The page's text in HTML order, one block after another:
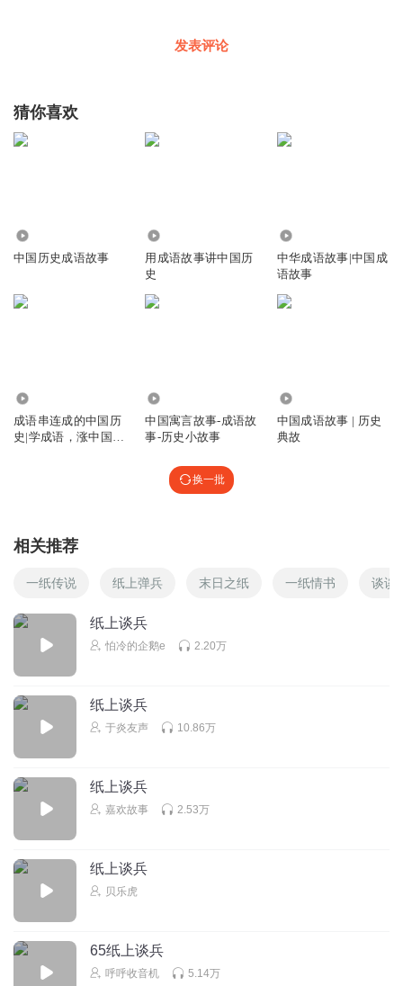
发表评论
猜你喜欢
中国历史成语故事
用成语故事讲中国历
史
中华成语故事|中国成
语故事
成语串连成的中国历
史|学成语，涨中国历
中国寓言故事-成语故
事-历史小故事
中国成语故事 | 历史
典故
换一批
相关推荐
一纸传说 纸上弹兵 末日之纸 一纸情书 谈谈
纸上谈兵
怕冷的企鹅e 2.20万
纸上谈兵
于炎友声 10.86万
纸上谈兵
嘉欢故事 2.53万
纸上谈兵
贝乐虎
65纸上谈兵
呼呼收音机 5.14万